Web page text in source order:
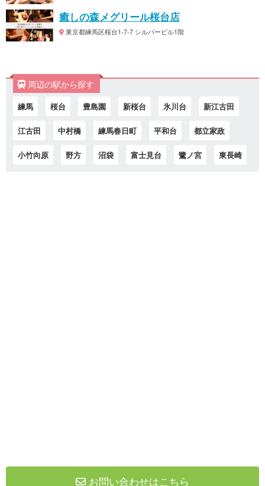
癒しの森メグリール桜台店
東京都練馬区桜台1-7-7 シルバービル1階
周辺の駅から探す
練馬 桜台 豊島園 新桜台 氷川台 新江古田
江古田 中村橋 練馬春日町 平和台 都立家政
小竹向原 野方 沼袋 富士見台 鷺ノ宮 東長崎
お問い合わせはこちら